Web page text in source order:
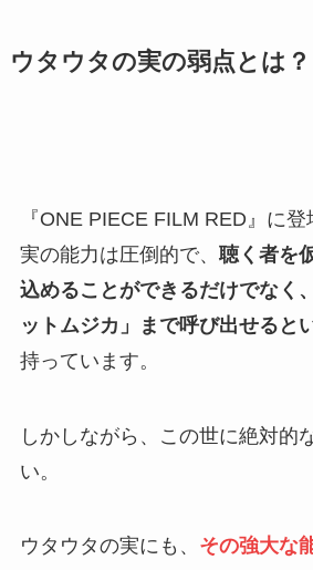
ウタウタの実の弱点とは？
『ONE PIECE FILM RED』に
実の能力は圧倒的で、 聴く者を
込めることができるだけでなく
ットムジカ」まで呼び出せると
持っています。
しかしながら、この世に絶対的
い。
ウタウタの実にも、 その強大な